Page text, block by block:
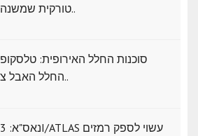
טורקית שמשנה..
סוכנות החלל האירופית: טלסקופ
החלל האבל צ..
נאס"א: ‏3I/ATLAS עשוי לספק רמזים